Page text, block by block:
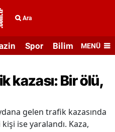
Ara
Spor Bilim veMENÜ
kazası: Bir ölü,
gelen trafik kazasında
ise yaralandı. Kaza,